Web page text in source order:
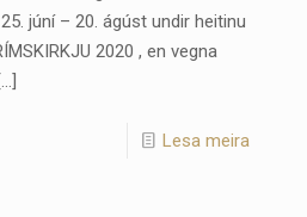
júní – 20. ágúst undir heitinu
2020 , en vegna
[…]
Lesa meira